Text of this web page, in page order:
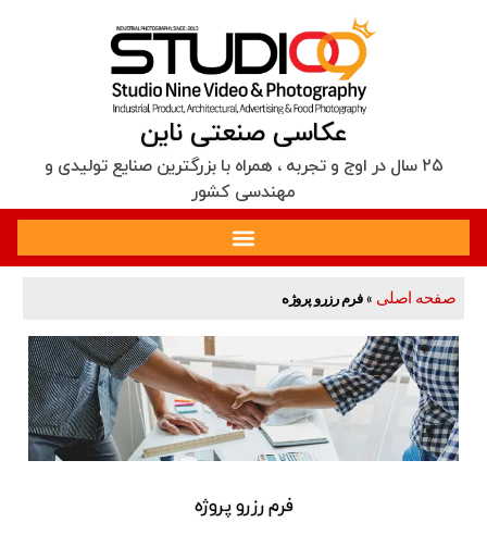
عکاسی صنعتی ناین
۲۵ سال در اوج و تجربه‌ ، همراه با بزرگترین صنایع تولیدی و
مهندسی کشور
صفحه اصلی »فرم رزرو پروژه
فرم رزرو پروژه